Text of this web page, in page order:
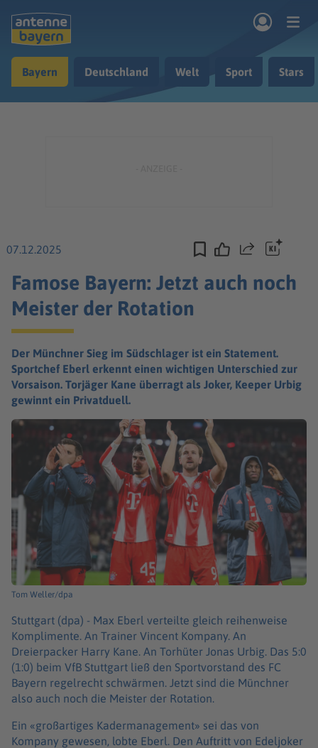
Musik & Radio
Bayern Deutschland Welt Sport Stars
07.12.2025 Teilen
Famose Bayern: Jetzt auch noch
Meister der Rotation
Der Münchner Sieg im Südschlager ist ein Statement.
Sportchef Eberl erkennt einen wichtigen Unterschied zur
Vorsaison. Torjäger Kane überragt als Joker, Keeper Urbig
gewinnt ein Privatduell.
Tom Weller/dpa
Stuttgart (dpa) - Max Eberl verteilte gleich reihenweise
Komplimente. An Trainer Vincent Kompany. An
Dreierpacker Harry Kane. An Torhüter Jonas Urbig. Das 5:0
(1:0) beim VfB Stuttgart ließ den Sportvorstand des FC
Bayern regelrecht schwärmen. Jetzt sind die Münchner
also auch noch die Meister der Rotation.
Ein «großartiges Kadermanagement» sei das von
Kompany gewesen, lobte Eberl. Den Auftritt von Edeljoker